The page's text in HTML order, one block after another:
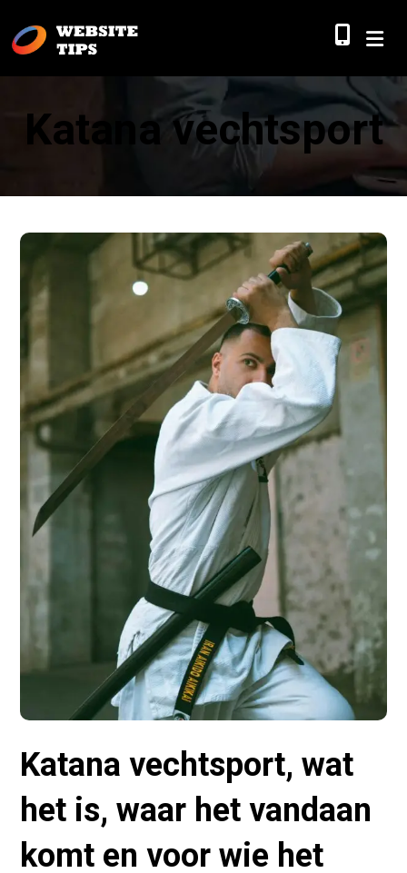
Katana vechtsport
Katana vechtsport, wat
het is, waar het vandaan
komt en voor wie het